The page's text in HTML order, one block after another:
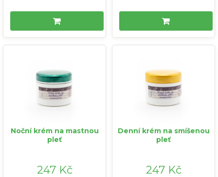
Noční krém na mastnou
pleť
247 Kč
Denní krém na smíšenou
pleť
247 Kč